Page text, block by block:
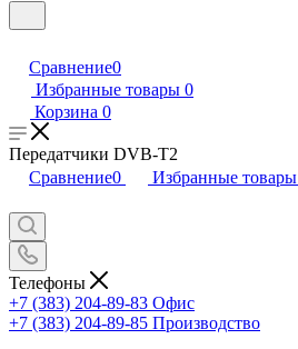
Сравнение0
Избранные товары 0
Корзина 0
Передатчики DVB-T2
Сравнение0 Избранные товары
Телефоны
+7 (383) 204-89-83 Офис
+7 (383) 204-89-85 Производство